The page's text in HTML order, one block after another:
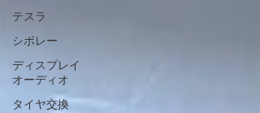
テスラ
シボレー
ディスプレイ
オーディオ
タイヤ交換